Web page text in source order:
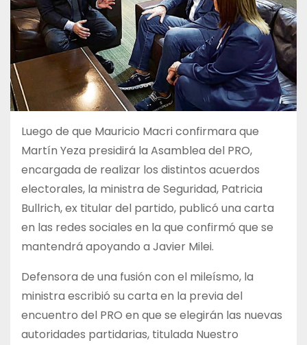
Luego de que Mauricio Macri confirmara que
Martín Yeza presidirá la Asamblea del PRO,
encargada de realizar los distintos acuerdos
electorales, la ministra de Seguridad, Patricia
Bullrich, ex titular del partido, publicó una carta
en las redes sociales en la que confirmó que se
mantendrá apoyando a Javier Milei.
Defensora de una fusión con el mileísmo, la
ministra escribió su carta en la previa del
encuentro del PRO en que se elegirán las nuevas
autoridades partidarias, titulada Nuestro